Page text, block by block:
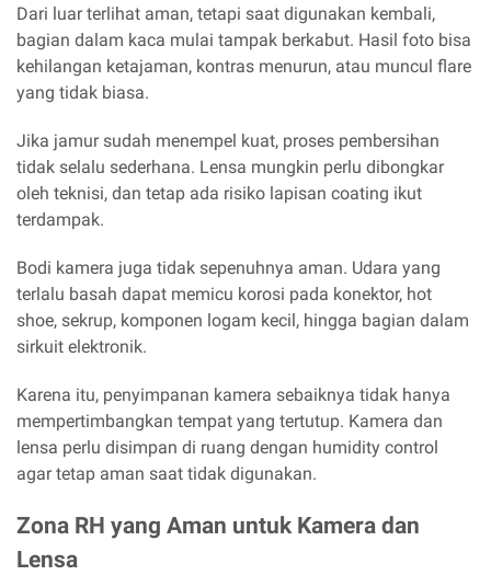
Dari luar terlihat aman, tetapi saat digunakan kembali,
bagian dalam kaca mulai tampak berkabut. Hasil foto bisa
kehilangan ketajaman, kontras menurun, atau muncul flare
yang tidak biasa.
Jika jamur sudah menempel kuat, proses pembersihan
tidak selalu sederhana. Lensa mungkin perlu dibongkar
oleh teknisi, dan tetap ada risiko lapisan coating ikut
terdampak.
Bodi kamera juga tidak sepenuhnya aman. Udara yang
terlalu basah dapat memicu korosi pada konektor, hot
shoe, sekrup, komponen logam kecil, hingga bagian dalam
sirkuit elektronik.
Karena itu, penyimpanan kamera sebaiknya tidak hanya
mempertimbangkan tempat yang tertutup. Kamera dan
lensa perlu disimpan di ruang dengan humidity control
agar tetap aman saat tidak digunakan.
Zona RH yang Aman untuk Kamera dan
Lensa